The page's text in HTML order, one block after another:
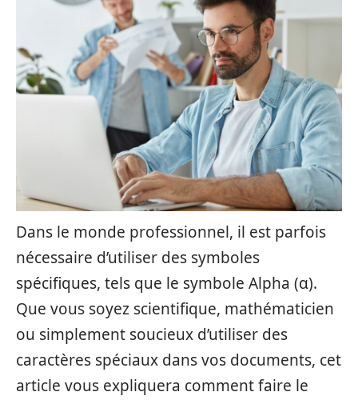
Dans le monde professionnel, il est parfois
nécessaire d’utiliser des symboles
spécifiques, tels que le symbole Alpha (α).
Que vous soyez scientifique, mathématicien
ou simplement soucieux d’utiliser des
caractères spéciaux dans vos documents, cet
article vous expliquera comment faire le